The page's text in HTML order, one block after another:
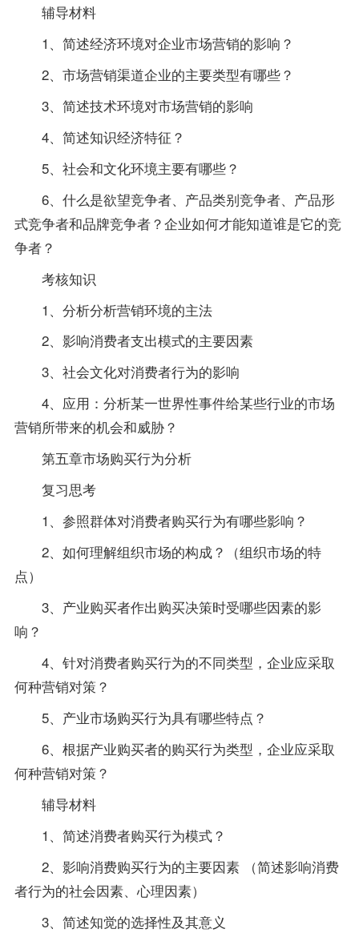
辅导材料
1、简述经济环境对企业市场营销的影响？
2、市场营销渠道企业的主要类型有哪些？
3、简述技术环境对市场营销的影响
4、简述知识经济特征？
5、社会和文化环境主要有哪些？
6、什么是欲望竞争者、产品类别竞争者、产品形
式竞争者和品牌竞争者？企业如何才能知道谁是它的竞
争者？
考核知识
1、分析分析营销环境的主法
2、影响消费者支出模式的主要因素
3、社会文化对消费者行为的影响
4、应用：分析某一世界性事件给某些行业的市场
营销所带来的机会和威胁？
第五章市场购买行为分析
复习思考
1、参照群体对消费者购买行为有哪些影响？
2、如何理解组织市场的构成？（组织市场的特
点）
3、产业购买者作出购买决策时受哪些因素的影
响？
4、针对消费者购买行为的不同类型，企业应采取
何种营销对策？
5、产业市场购买行为具有哪些特点？
6、根据产业购买者的购买行为类型，企业应采取
何种营销对策？
辅导材料
1、简述消费者购买行为模式？
2、影响消费购买行为的主要因素 （简述影响消费
者行为的社会因素、心理因素）
3、简述知觉的选择性及其意义